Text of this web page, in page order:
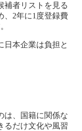
補者リストを見る
、2年に1度登録費
日本企業は負担と
は、国籍に関係な
るだけ文化や風習